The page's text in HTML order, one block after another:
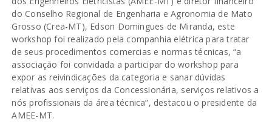
do Conselho Regional de Engenharia e Agronomia de Mato
Grosso (Crea-MT), Edson Domingues de Miranda, este
workshop foi realizado pela companhia elétrica para tratar
de seus procedimentos comercias e normas técnicas, “a
associação foi convidada a participar do workshop para
expor as reivindicações da categoria e sanar dúvidas
relativas aos serviços da Concessionária, serviços relativos a
nós profissionais da área técnica”, destacou o presidente da
AMEE-MT.